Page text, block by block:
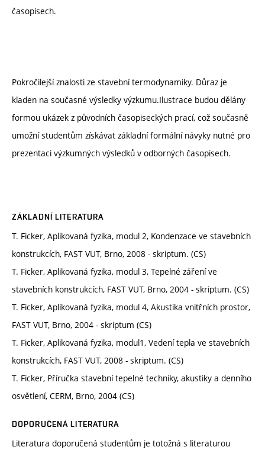
časopisech.
Pokročilejší znalosti ze stavební termodynamiky. Důraz je
kladen na současné výsledky výzkumu.Ilustrace budou dělány
formou ukázek z původních časopiseckých prací, což současně
umožní studentům získávat základní formální návyky nutné pro
prezentaci výzkumných výsledků v odborných časopisech.
ZÁKLADNÍ LITERATURA
T. Ficker, Aplikovaná fyzika, modul 2, Kondenzace ve stavebních
konstrukcích, FAST VUT, Brno, 2008 - skriptum. (CS)
T. Ficker, Aplikovaná fyzika, modul 3, Tepelné záření ve
stavebních konstrukcích, FAST VUT, Brno, 2004 - skriptum. (CS)
T. Ficker, Aplikovaná fyzika, modul 4, Akustika vnitřních prostor,
FAST VUT, Brno, 2004 - skriptum (CS)
T. Ficker, Aplikovaná fyzika, modul1, Vedení tepla ve stavebních
konstrukcích, FAST VUT, 2008 - skriptum. (CS)
T. Ficker, Příručka stavební tepelné techniky, akustiky a denního
osvětlení, CERM, Brno, 2004 (CS)
DOPORUČENÁ LITERATURA
Literatura doporučená studentům je totožná s literaturou